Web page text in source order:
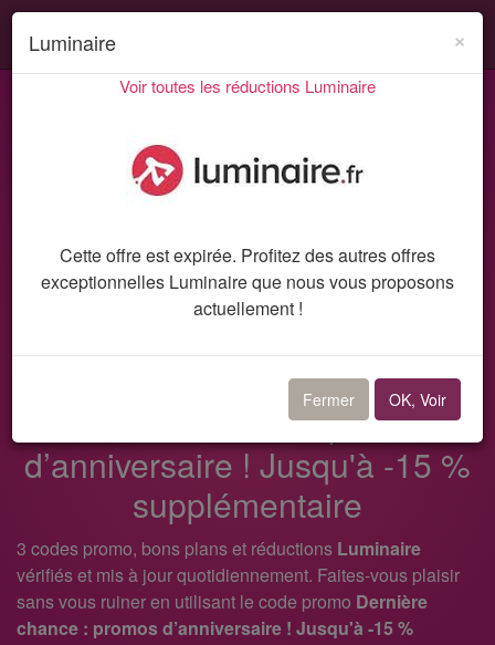
ou
Search
Code promo Luminaire
Dernière chance : promos
d’anniversaire ! Jusqu'à -15 %
supplémentaire
3 codes promo, bons plans et réductions Luminaire
vérifiés et mis à jour quotidiennement. Faites-vous plaisir
sans vous ruiner en utilisant le code promo Dernière
chance : promos d’anniversaire ! Jusqu'à -15 %
×
Luminaire
Voir toutes les réductions Luminaire
Cette offre est expirée. Profitez des autres offres
exceptionnelles Luminaire que nous vous proposons
actuellement !
Fermer OK, Voir